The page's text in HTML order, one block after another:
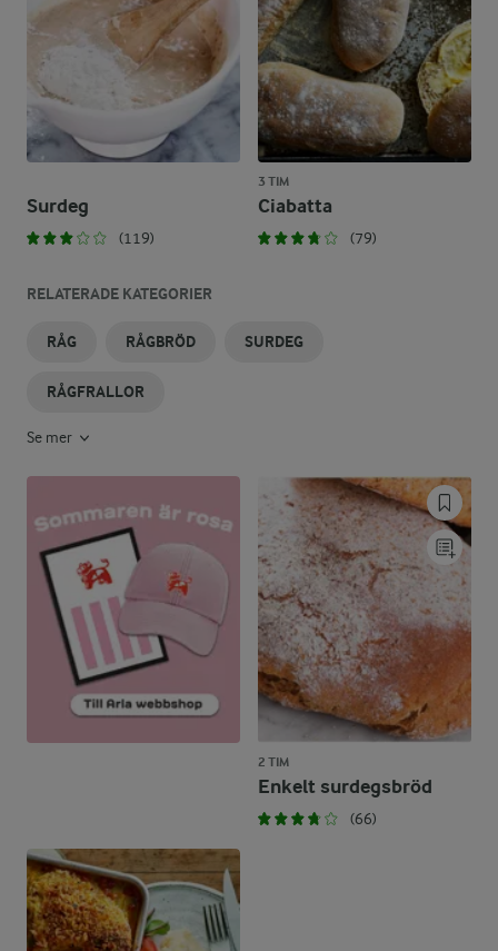
Surdeg
(119)
3 TIM
Ciabatta
(79)
RELATERADE KATEGORIER
RÅG RÅGBRÖD SURDEG
RÅGFRALLOR
Se mer
2 TIM
Enkelt surdegsbröd
(66)